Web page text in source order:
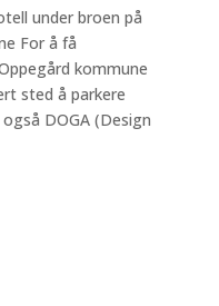
under broen på
For å få
kommune
sted å parkere
DOGA (Design